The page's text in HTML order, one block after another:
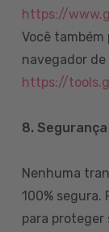
https://
Você
navegador
https://
8. Segurança
Nenhuma
100%
para proteger